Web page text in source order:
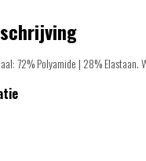
72% Polyamide | 28%